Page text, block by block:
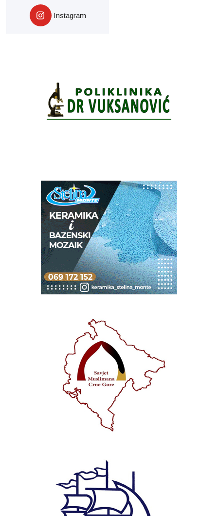
Instagram